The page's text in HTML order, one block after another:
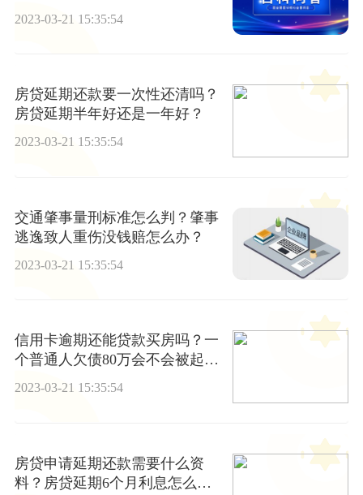
2023-03-21 15:35:54
房贷延期还款要一次性还清吗？
房贷延期半年好还是一年好？
2023-03-21 15:35:54
交通肇事量刑标准怎么判？肇事
逃逸致人重伤没钱赔怎么办？
2023-03-21 15:35:54
信用卡逾期还能贷款买房吗？一
个普通人欠债80万会不会被起
诉？ 视讯
2023-03-21 15:35:54
房贷申请延期还款需要什么资
料？房贷延期6个月利息怎么